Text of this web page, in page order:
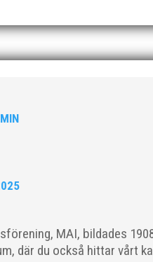
MAI, bildades
där du också hittar vårt
är på väg ut till
Vi har nöjet att publicera
Samorganisations pris till